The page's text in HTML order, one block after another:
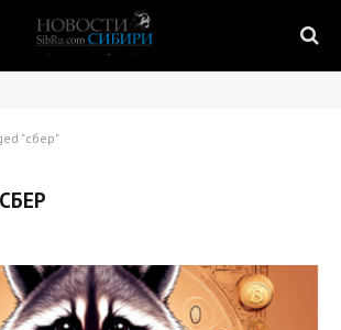
"сбер"
СБЕР